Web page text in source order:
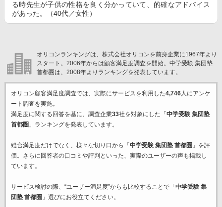
る時先生が子供の性格を良く分かっていて、的確なアドバイス
があった。（40代／女性）
オリコンランキングは、株式会社オリコンを前身企業に1967年より
スタート。2006年からは顧客満足度調査を開始。中学受験 集団塾
首都圏は、2008年よりランキングを発表しています。
オリコン顧客満足度調査では、実際にサービスを利用した4,746人にアンケ
ート調査を実施。
満足度に関する回答を基に、調査企業33社を対象にした「 中学受験 集団塾
首都圏 」ランキングを発表しています。
総合満足度だけでなく、様々な切り口から「 中学受験 集団塾 首都圏 」を評
価。さらに回答者の口コミや評判といった、実際のユーザーの声も掲載し
ています。
サービス検討の際、“ユーザー満足度”からも比較することで「 中学受験 集
団塾 首都圏 」選びにお役立てください。